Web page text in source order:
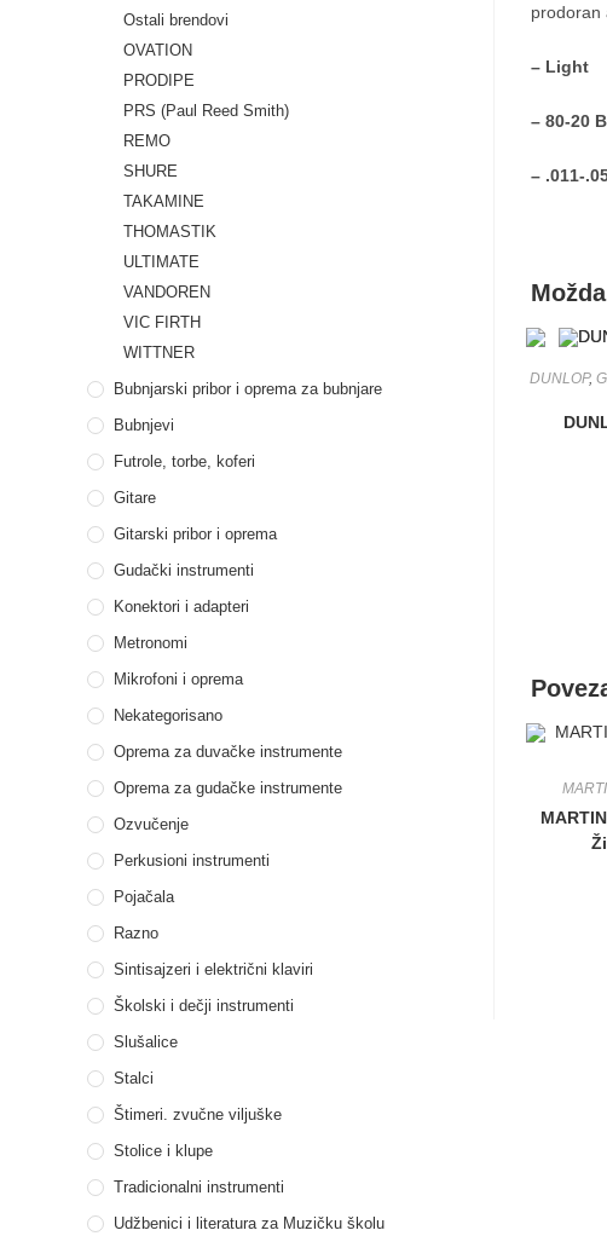
prodoran
– Light
– 80-20
– .011-
DUNLOP,
Ostali brendovi
OVATION
PRODIPE
PRS (Paul Reed Smith)
REMO
SHURE
TAKAMINE
THOMASTIK
ULTIMATE
VANDOREN
VIC FIRTH
WITTNER
Bubnjarski pribor i oprema za bubnjare
Bubnjevi
Futrole, torbe, koferi
Gitare
Gitarski pribor i oprema
Gudački instrumenti
Konektori i adapteri
Metronomi
Mikrofoni i oprema
Nekategorisano
Oprema za duvačke instrumente
Oprema za gudačke instrumente
Ozvučenje
Perkusioni instrumenti
Pojačala
Razno
Sintisajzeri i električni klaviri
Školski i dečji instrumenti
Slušalice
Stalci
Štimeri. zvučne viljuške
Stolice i klupe
Tradicionalni instrumenti
Udžbenici i literatura za Muzičku školu